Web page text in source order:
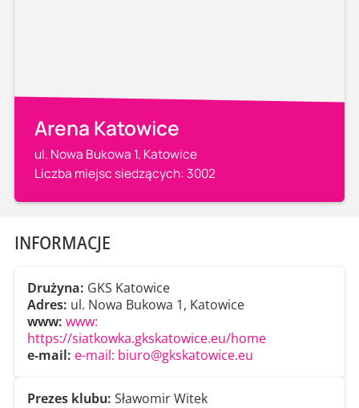
Arena Katowice
ul. Nowa Bukowa 1, Katowice
Liczba miejsc siedzących: 3002
INFORMACJE
Drużyna: GKS Katowice
Adres: ul. Nowa Bukowa 1, Katowice
www: www:
https://siatkowka.gkskatowice.eu/home
e-mail: e-mail: biuro@gkskatowice.eu
Prezes klubu: Sławomir Witek